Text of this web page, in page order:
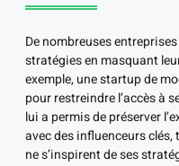
De nombreuses
stratégies en masquant
exemple, une startup de
pour restreindre l’accès à
lui a permis de préserver
avec des influenceurs
ne s’inspirent de ses